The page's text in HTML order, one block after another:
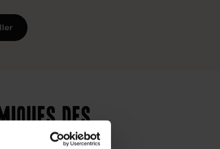
des